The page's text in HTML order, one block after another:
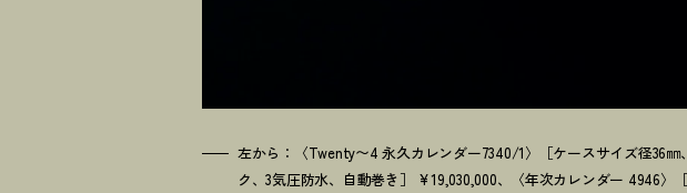
左から：〈Twenty〜4 永久カレンダー7340/1〉［ケースサイズ径36㎜
ク、3気圧防水、自動巻き］ ¥19,030,000、〈年次カレンダー 4946〉